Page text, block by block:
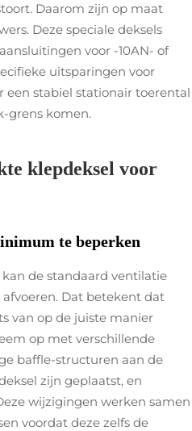
Daarom zijn op maat
Deze speciale deksels
voor -10AN- of
uitsparingen voor
een stabiel stationair toerental
grens komen.
klepdeksel voor
te beperken
de standaard ventilatie
Dat betekent dat
van op de juiste manier
op met verschillende
baffle-structuren aan de
zijn geplaatst, en
wijzigingen werken samen
voordat deze zelfs de